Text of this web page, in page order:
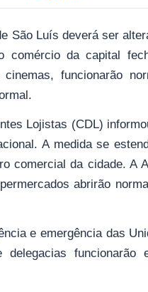
São Luís deverá ser
comércio da capital
cinemas, funcionarão
Lojistas (CDL)
A medida se
comercial da cidade. A
abrirão
e emergência das
delegacias funcionarão